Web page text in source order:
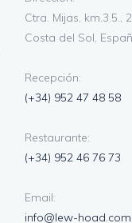
Ctra. Mijas, km.3.5.,
Costa del Sol,
Recepción:
(+34) 952 47 48 58
Restaurante:
(+34) 952 46 76 73
Email:
info@lew-hoad.com